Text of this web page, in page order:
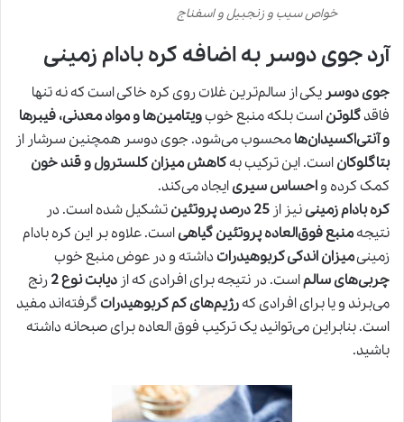
خواص سیب و زنجبیل و اسفناج
آرد جوی دوسر به اضافه کره بادام زمینی
جوی دوسر یکی از سالم‌ترین غلات روی کره خاکی است که نه تنها
فاقدگلوتناست بلکه منبع خوبویتامین‌ها و مواد معدنی، فیبرها
و آنتی‌اکسیدان‌هامحسوب می‌شود. جوی دوسر همچنین سرشار از
بتاگلوکاناست. این ترکیب بهکاهش میزان کلسترول و قند خون
کمک کرده واحساس سیریایجاد می‌کند.
کره بادام زمینینیز از
تشکیل شده است. در
نتیجهمنبع فوق‌العاده پروتئین گیاهیاست. علاوه بر این کره بادام
زمینیمیزان اندکی کربوهیدراتداشته و در عوض منبع خوب
چربی‌های سالماست. در نتیجه برای افرادی که از دیابت نوع 2
رنج
می‌برند و یا برای افرادی کهرژیم‌های کم کربوهیدراتگرفته‌اند مفید
است. بنابراین می‌توانید یک ترکیب فوق العاده برای صبحانه داشته
باشید.